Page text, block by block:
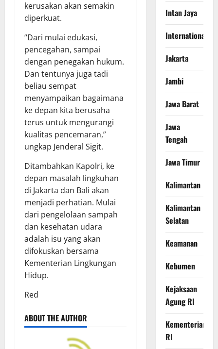
kerusakan akan semakin
diperkuat.
“Dari mulai edukasi,
pencegahan, sampai
dengan penegakan hukum.
Dan tentunya juga tadi
beliau sempat
menyampaikan bagaimana
ke depan kita berusaha
terus untuk mengurangi
kualitas pencemaran,”
ungkap Jenderal Sigit.
Ditambahkan Kapolri, ke
depan masalah lingkuhan
di Jakarta dan Bali akan
menjadi perhatian. Mulai
dari pengelolaan sampah
dan kesehatan udara
adalah isu yang akan
difokuskan bersama
Kementerian Lingkungan
Hidup.
Red
ABOUT THE AUTHOR
Intan Jaya
International
Jakarta
Jambi
Jawa Barat
Jawa
Tengah
Jawa Timur
Kalimantan
Kalimantan
Selatan
Keamanan
Kebumen
Kejaksaan
Agung RI
Kementerian
RI